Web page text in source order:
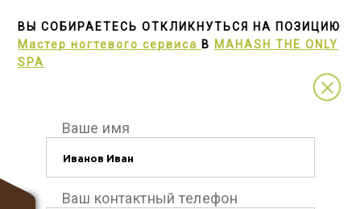
ВЫ СОБИРАЕТЕСЬ ОТКЛИКНУТЬСЯ НА ПОЗИЦИЮ
Мастер ногтевого сервиса В MAHASH THE ONLY
SPA
Ваше имя
Ваш контактный телефон